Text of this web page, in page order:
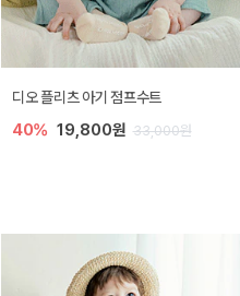
디오 플리츠 아기 점프수트
40% 19,800원 33,000원